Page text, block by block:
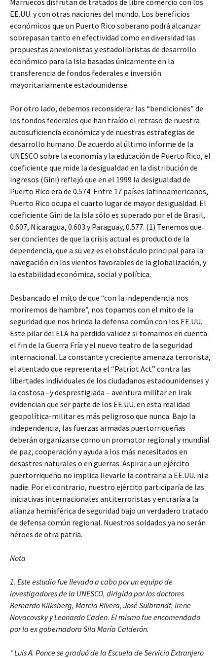
Marruecos disfrutan de tratados de libre comercio con los
EE.UU. y con otras naciones del mundo. Los beneficios
económicos que un Puerto Rico soberano podrá alcanzar
sobrepasan tanto en efectividad como en diversidad las
propuestas anexionistas y estadolibristas de desarrollo
económico para la Isla basadas únicamente en la
transferencia de fondos federales e inversión
mayoritariamente estadounidense.
Por otro lado, debemos reconsiderar las “bendiciones” de
los fondos federales que han traído el retraso de nuestra
autosuficiencia económica y de nuestras estrategias de
desarrollo humano. De acuerdo al último informe de la
UNESCO sobre la economía y la educación de Puerto Rico, el
coeficiente que mide la desigualdad en la distribución de
ingresos (Gini) reflejó que en el 1999 la desigualdad de
Puerto Rico era de 0.574. Entre 17 países latinoamericanos,
Puerto Rico ocupa el cuarto lugar de mayor desigualdad. El
coeficiente Gini de la Isla sólo es superado por el de Brasil,
0.607, Nicaragua, 0.603 y Paraguay, 0.577. (1) Tenemos que
ser concientes de que la crisis actual es producto de la
dependencia, que a su vez es el obstáculo principal para la
navegación en los vientos favorables de la globalización, y
la estabilidad económica, social y política.
Desbancado el mito de que “con la independencia nos
moriremos de hambre”, nos topamos con el mito de la
seguridad que nos brinda la defensa común con los EE.UU.
Este pilar del ELA ha perdido validez si tomamos en cuenta
el fin de la Guerra Fría y el nuevo teatro de la seguridad
internacional. La constante y creciente amenaza terrorista,
el atentado que representa el “Patriot Act” contra las
libertades individuales de los ciudadanos estadounidenses y
la costosa –y desprestigiada – aventura militar en Irak
evidencian que ser parte de los EE.UU. en esta realidad
geopolítica-militar es más peligroso que nunca. Bajo la
independencia, las fuerzas armadas puertorriqueñas
deberán organizarse como un promotor regional y mundial
de paz, cooperación y ayuda a los más necesitados en
desastres naturales o en guerras. Aspirar a un ejército
puertorriqueño no implica llevarle la contraria a EE.UU. ni a
nadie. Por el contrario, nuestro ejército participaría de las
iniciativas internacionales antiterroristas y entraría a la
alianza hemisférica de seguridad bajo un verdadero tratado
de defensa común regional. Nuestros soldados ya no serán
héroes de otra patria.
Nota
1. Este estudio fue llevado a cabo por un equipo de
investigadores de la UNESCO, dirigido por los doctores
Bernardo Kliksberg, Marcia Rivera, José Sulbrandt, Irene
Novacovsky y Leonardo Caden. El mismo fue encomendado
por la ex gobernadora Sila María Calderón.
* Luis A. Ponce se graduó de la Escuela de Servicio Extranjero